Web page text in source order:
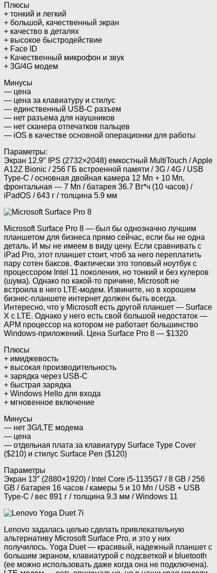
Плюсы
+ тонкий и легкий
+ большой, качественный экран
+ качество в деталях
+ высокое быстродействие
+ Face ID
+ Качественный микрофон и звук
+ 3G/4G модем
Минусы
— цена
— цена за клавиатуру и стилус
— единственный USB-C разъем
— нет разъема для наушников
— нет сканера отпечатков пальцев
— iOS в качестве основной операционки для работы
Параметры:
Экран 12.9″ IPS (2732×2048) емкостный MultiTouch / Apple
A12Z Bionic / 256 ГБ встроенной памяти / 3G / 4G / USB
Type-C / основная двойная камера 12 Мп + 10 Мп,
фронтальная — 7 Мп / батарея 36.7 Вт*ч (10 часов) /
iPadOS / 643 г / толщина 5.9 мм
Microsoft Surface Pro 8 — был бы однозначно лучшим
планшетом для бизнеса прямо сейчас, если бы не одна
деталь. И мы не имеем в виду цену. Если сравнивать с
iPad Pro, этот планшет стоит, чтоб за него переплатить
пару сотен баксов. Фактически это топовый ноутбук с
процессором Intel 11 поколения, но тонкий и без кулеров
(шума). Однако по какой-то причине, Microsoft не
встроила в него LTE-модем. Извините, но в хорошем
бизнес-планшете интернет должен быть всегда.
Интересно, что у Microsoft есть другой планшет — Surface
X с LTE. Однако у него есть свой большой недостаток —
АРМ процессор на котором не работает большинство
Windows-приложений. Цена Surface Pro 8 — $1320
Плюсы
+ имиджевость
+ высокая производительность
+ зарядка через USB-C
+ быстрая зарядка
+ Windows Hello для входа
+ мгновенное включение
Минусы
— нет 3G/LTE модема
— цена
— отдельная плата за клавиатуру Surface Type Cover
($210) и стилус Surface Pen ($120)
Параметры
Экран 13″ (2880×1920) / Intel Core i5-1135G7 / 8 GB / 256
GB / батарея 16 часов / камеры 5 и 10 Мп / USB + USB
Type-C / вес 891 г / толщина 9.3 мм / Windows 11
Lenovo задалась целью сделать привлекательную
альтернативу Microsoft Surface Pro, и это у них
получилось. Yoga Duet — красивый, надежный планшет с
большим экраном, клавиатурой с подсветкой и bluetooth
(ее можно использовать даже когда она не подключена).